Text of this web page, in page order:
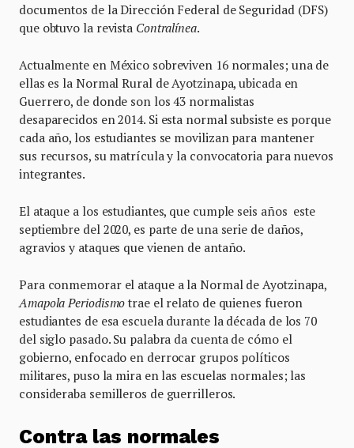
documentos de la Dirección Federal de Seguridad (DFS)
que obtuvo la revista Contralínea.
Actualmente en México sobreviven 16 normales; una de
ellas es la Normal Rural de Ayotzinapa, ubicada en
Guerrero, de donde son los 43 normalistas
desaparecidos en 2014. Si esta normal subsiste es porque
cada año, los estudiantes se movilizan para mantener
sus recursos, su matrícula y la convocatoria para nuevos
integrantes.
El ataque a los estudiantes, que cumple seis años este
septiembre del 2020, es parte de una serie de daños,
agravios y ataques que vienen de antaño.
Para conmemorar el ataque a la Normal de Ayotzinapa,
Amapola Periodismotrae el relato de quienes fueron
estudiantes de esa escuela durante la década de los 70
del siglo pasado. Su palabra da cuenta de cómo el
gobierno, enfocado en derrocar grupos políticos
militares, puso la mira en las escuelas normales; las
consideraba semilleros de guerrilleros.
Contra las normales